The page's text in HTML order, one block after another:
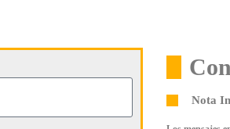
Nota